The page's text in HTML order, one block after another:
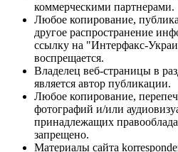
коммерческими партнерами.
Любое копирование,
другое распространение
ссылку на "Интерфакс-
воспрещается.
Владелец веб-страницы в
является автор публикации.
Любое копирование,
фотографий и/или
принадлежащих
запрещено.
Материалы сайта